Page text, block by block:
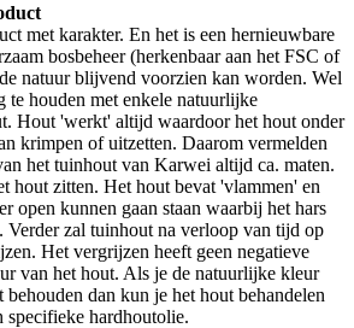
met karakter. En het is een hernieuwbare
bosbeheer (herkenbaar aan het FSC of
natuur blijvend voorzien kan worden. Wel
te houden met enkele natuurlijke
Hout 'werkt' altijd waardoor het hout onder
krimpen of uitzetten. Daarom vermelden
het tuinhout van Karwei altijd ca. maten.
hout zitten. Het hout bevat 'vlammen' en
open kunnen gaan staan waarbij het hars
Verder zal tuinhout na verloop van tijd op
Het vergrijzen heeft geen negatieve
van het hout. Als je de natuurlijke kleur
dan kun je het hout behandelen
specifieke hardhoutolie.